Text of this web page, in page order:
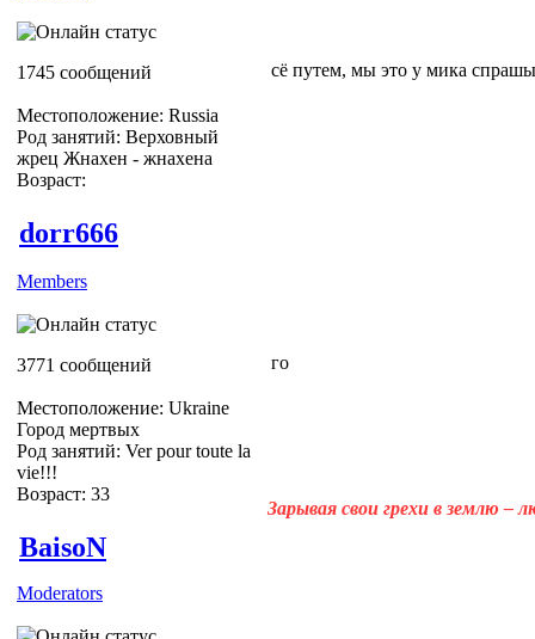
1745 сообщений
Местоположение: Russia
Род занятий: Верховный
жрец Жнахен - жнахена
Возраст:
сё путем, мы это у мика
dorr666
Members
3771 сообщений
Местоположение: Ukraine
Город мертвых
Род занятий: Ver pour toute la
vie!!!
Возраст: 33
го
Зарывая свои грехи в землю –
BaisoN
Moderators